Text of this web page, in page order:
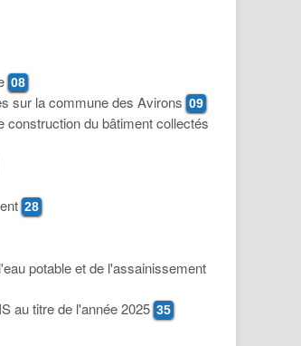
08
sur la commune des Avirons09
construction du bâtiment collectés
28
potable et de l'assainissement
au titre de l'année 202535